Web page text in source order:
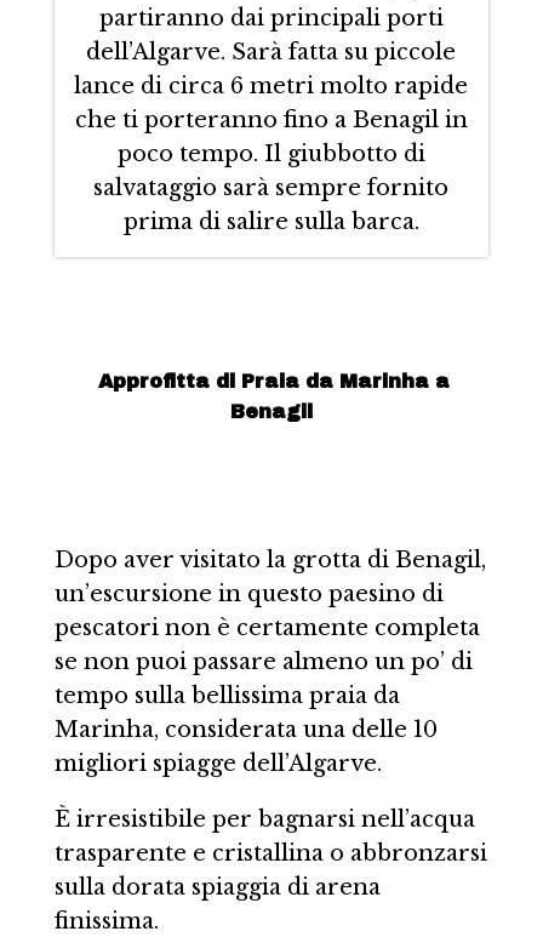
partiranno dai principali porti
dell’Algarve. Sarà fatta su piccole
lance di circa 6 metri molto rapide
che ti porteranno fino a Benagil in
poco tempo. Il giubbotto di
salvataggio sarà sempre fornito
prima di salire sulla barca.
Approfitta di Praia da Marinha a
Benagil
Dopo aver visitato la grotta di Benagil,
un’escursione in questo paesino di
pescatori non è certamente completa
se non puoi passare almeno un po’ di
tempo sulla bellissima praia da
Marinha, considerata una delle 10
migliori spiagge dell’Algarve.
È irresistibile per bagnarsi nell’acqua
trasparente e cristallina o abbronzarsi
sulla dorata spiaggia di arena
finissima.